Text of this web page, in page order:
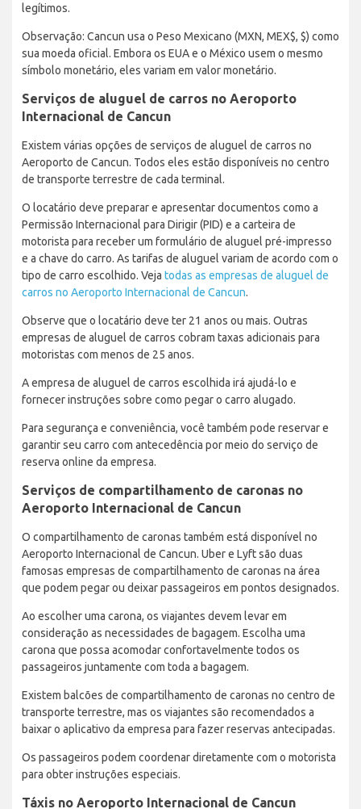
legítimos.
Observação: Cancun usa o Peso Mexicano (MXN, MEX$, $) como
sua moeda oficial. Embora os EUA e o México usem o mesmo
símbolo monetário, eles variam em valor monetário.
Serviços de aluguel de carros no Aeroporto
Internacional de Cancun
Existem várias opções de serviços de aluguel de carros no
Aeroporto de Cancun. Todos eles estão disponíveis no centro
de transporte terrestre de cada terminal.
O locatário deve preparar e apresentar documentos como a
Permissão Internacional para Dirigir (PID) e a carteira de
motorista para receber um formulário de aluguel pré-impresso
e a chave do carro. As tarifas de aluguel variam de acordo com o
tipo de carro escolhido. Veja todas as empresas de aluguel de
carros no Aeroporto Internacional de Cancun.
Observe que o locatário deve ter 21 anos ou mais. Outras
empresas de aluguel de carros cobram taxas adicionais para
motoristas com menos de 25 anos.
A empresa de aluguel de carros escolhida irá ajudá-lo e
fornecer instruções sobre como pegar o carro alugado.
Para segurança e conveniência, você também pode reservar e
garantir seu carro com antecedência por meio do serviço de
reserva online da empresa.
Serviços de compartilhamento de caronas no
Aeroporto Internacional de Cancun
O compartilhamento de caronas também está disponível no
Aeroporto Internacional de Cancun. Uber e Lyft são duas
famosas empresas de compartilhamento de caronas na área
que podem pegar ou deixar passageiros em pontos designados.
Ao escolher uma carona, os viajantes devem levar em
consideração as necessidades de bagagem. Escolha uma
carona que possa acomodar confortavelmente todos os
passageiros juntamente com toda a bagagem.
Existem balcões de compartilhamento de caronas no centro de
transporte terrestre, mas os viajantes são recomendados a
baixar o aplicativo da empresa para fazer reservas antecipadas.
Os passageiros podem coordenar diretamente com o motorista
para obter instruções especiais.
Táxis no Aeroporto Internacional de Cancun